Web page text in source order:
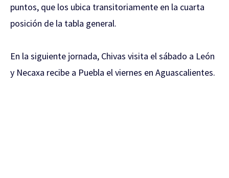
puntos, que los ubica transitoriamente en la cuarta
posición de la tabla general.
En la siguiente jornada, Chivas visita el sábado a León
y Necaxa recibe a Puebla el viernes en Aguascalientes.